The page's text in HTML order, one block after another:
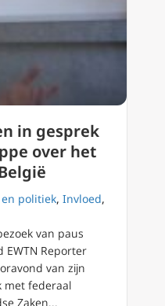
in gesprek
over het
en politiek, Invloed,
van paus
EWTN Reporter
van zijn
met federaal
Zaken...